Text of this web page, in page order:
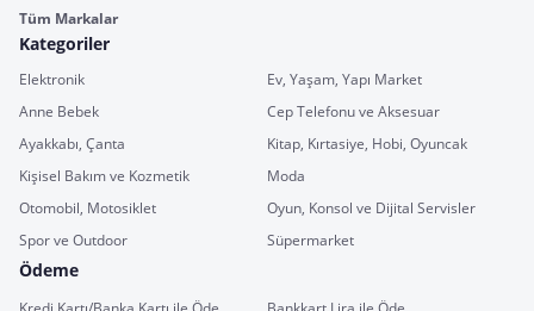
Tüm Markalar
Kategoriler
Elektronik
Ev, Yaşam, Yapı Market
Anne Bebek
Cep Telefonu ve Aksesuar
Ayakkabı, Çanta
Kitap, Kırtasiye, Hobi, Oyuncak
Kişisel Bakım ve Kozmetik
Moda
Otomobil, Motosiklet
Oyun, Konsol ve Dijital Servisler
Spor ve Outdoor
Süpermarket
Ödeme